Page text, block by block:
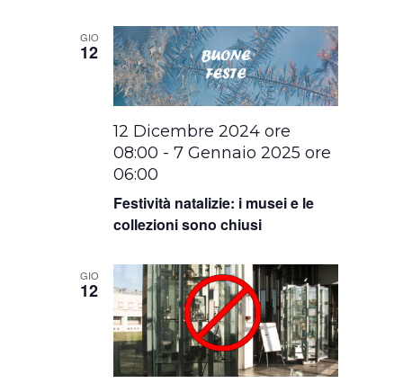
GIO
12
Festività natalizie: i musei e le
collezioni sono chiusi
12 Dicembre 2024 ore
08:00 -7 Gennaio 2025 ore
06:00
GIO
12